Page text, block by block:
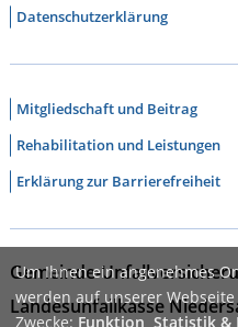
Datenschutzerklärung
Mitgliedschaft und Beitrag
Rehabilitation und Leistungen
Erklärung zur Barrierefreiheit
Gemeinde-
Landesunfallkasse
Um Ihnen ein angenehmes
werden auf unserer
Zwecke: Funktion, Statistik &